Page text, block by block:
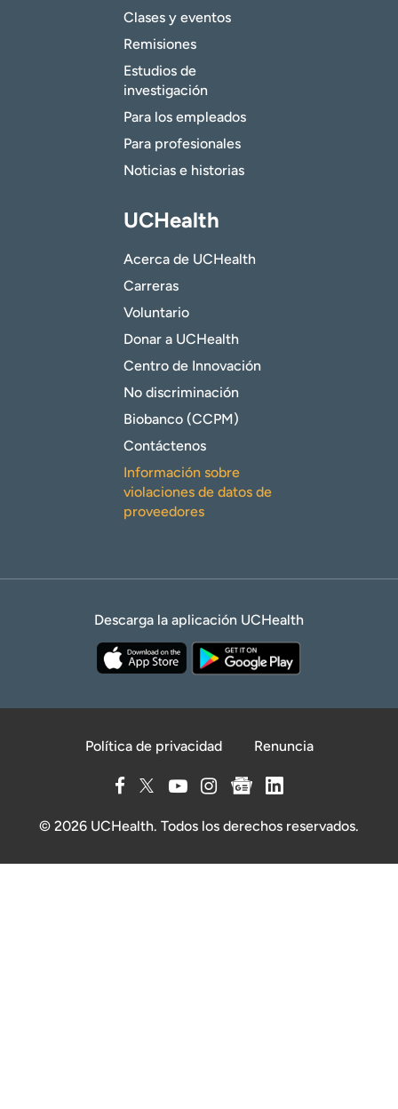
Clases y eventos
Remisiones
Estudios de
investigación
Para los empleados
Para profesionales
Noticias e historias
UCHealth
Acerca de UCHealth
Carreras
Voluntario
Donar a UCHealth
Centro de Innovación
No discriminación
Biobanco (CCPM)
Contáctenos
Información sobre
violaciones de datos de
proveedores
Descarga la aplicación UCHealth
Política de privacidad Renuncia
© 2026 UCHealth. Todos los derechos reservados.